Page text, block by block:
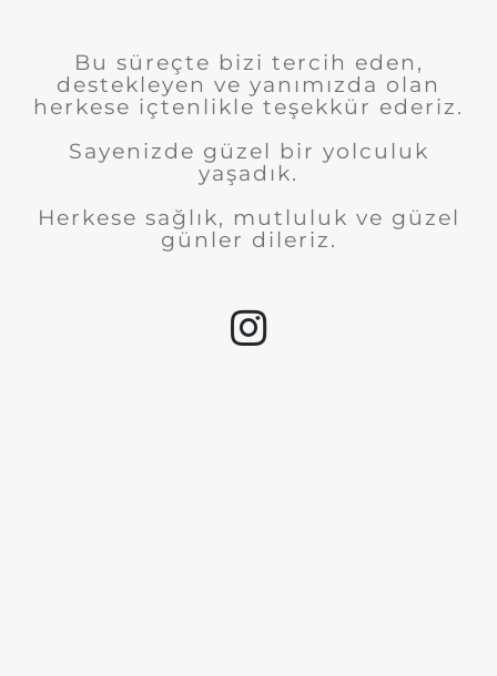
Bu süreçte bizi tercih eden,
destekleyen ve yanımızda olan
herkese içtenlikle teşekkür ederiz.
Sayenizde güzel bir yolculuk
yaşadık.
Herkese sağlık, mutluluk ve güzel
günler dileriz.